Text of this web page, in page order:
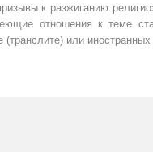
к разжиганию
отношения к теме
или